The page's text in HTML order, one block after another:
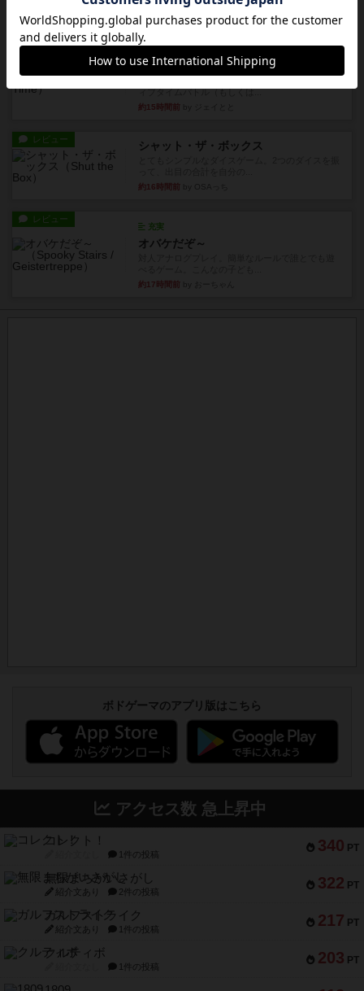
by nabekoh
レビュー
エコーズ・オブ・タイム
ィブタイムバトル（もしくは...
約15時間前
レビュー シャット・ザ・ボックス
約16時間前
レビュー
充実
オバケだぞ～
約17時間前
ボドゲーマのアプリ版はこちら
アクセス数 急上昇中
340 PT
コレクト！
1件の投稿
322 PT
無限まちがいさがし
紹介文あり 2件の投稿
217 PT
ガルフストライク
紹介文あり 1件の投稿
203 PT
クルティボ
1件の投稿